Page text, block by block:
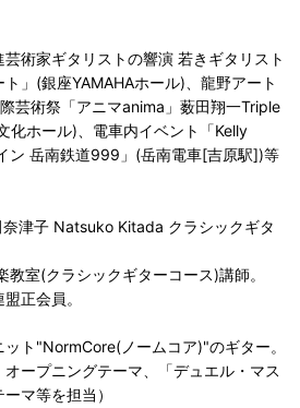
術家ギタリストの響演 若きギタリスト
」(銀座YAMAHAホール)、龍野アート
芸術祭「アニマanima」薮田翔一Triple
化ホール)、電車内イベント「Kelly
ン 岳南鉄道999」(岳南電車[吉原駅])等
津子 Natsuko Kitada クラシックギタ
室(クラシックギターコース)講師。
正会員。
ト"NormCore(ノームコア)"のギター。
オープニングテーマ、「デュエル・マス
マ等を担当）